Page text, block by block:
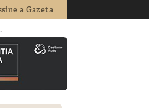
a Gazeta